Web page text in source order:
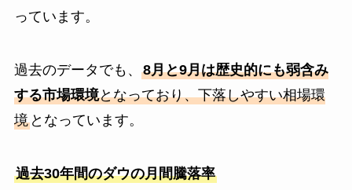
っています。
過去のデータでも、 8月と9月は歴史的にも弱含み
する市場環境となっており、下落しやすい相場環
境となっています。
過去30年間のダウの月間騰落率